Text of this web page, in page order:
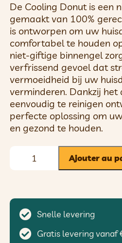
De Cooling Donut is een
gemaakt van 100%
is ontworpen om uw
comfortabel te houden
niet-giftige binnengel
verfrissend gevoel dat
vermoeidheid bij uw
verminderen. Dankzij het
eenvoudig te reinigen
perfecte oplossing om
en gezond te houden.
Ajouter au
Snelle levering
Gratis levering vanaf